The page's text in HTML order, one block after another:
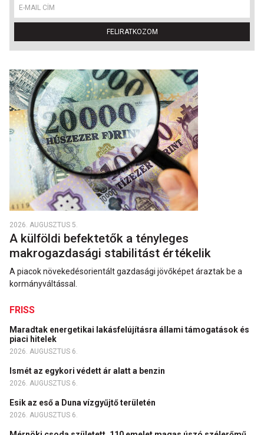
FELIRATKOZOM
2026. AUGUSZTUS 5.
A külföldi befektetők a tényleges
makrogazdasági stabilitást értékelik
A piacok növekedésorientált gazdasági jövőképet áraztak be a
kormányváltással.
FRISS
Maradtak energetikai lakásfelújításra állami támogatások és
piaci hitelek
2026. AUGUSZTUS 6.
Ismét az egykori védett ár alatt a benzin
2026. AUGUSZTUS 6.
Esik az eső a Duna vízgyűjtő területén
2026. AUGUSZTUS 6.